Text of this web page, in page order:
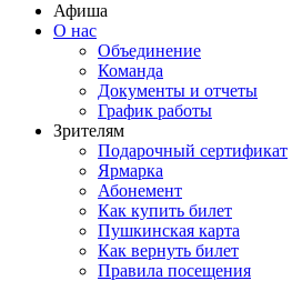
Афиша
О нас
Объединение
Команда
Документы и отчеты
График работы
Зрителям
Подарочный сертификат
Ярмарка
Абонемент
Как купить билет
Пушкинская карта
Как вернуть билет
Правила посещения